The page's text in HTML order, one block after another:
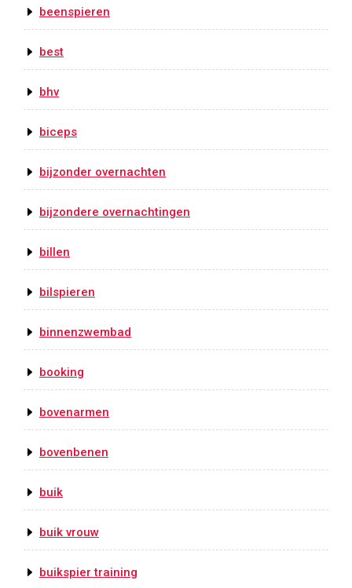
beenspieren
best
bhv
biceps
bijzonder overnachten
bijzondere overnachtingen
billen
bilspieren
binnenzwembad
booking
bovenarmen
bovenbenen
buik
buik vrouw
buikspier training